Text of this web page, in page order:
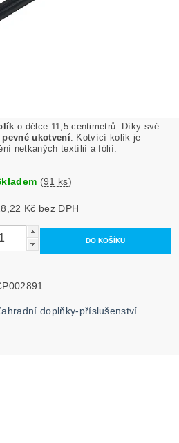
o délce 11,5 centimetrů. Díky své
pevné ukotvení . Kotvící kolík je
netkaných textílií a fólií.
(91 ks)
28,22 Kč bez DPH
doplňky-příslušenství